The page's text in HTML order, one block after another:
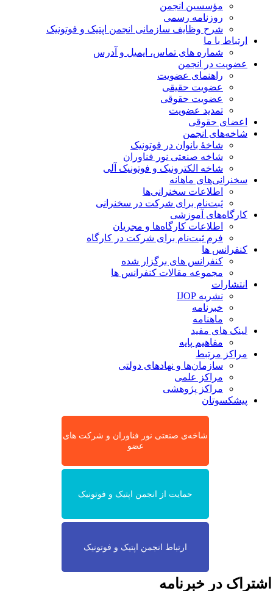
مؤسسین انجمن
روزنامه رسمی
شرح وظایف سازمانی انجمن اپتیک و فوتونیک
ارتباط با ما
شماره های تماس، ایمیل و آدرس
عضویت در انجمن
راهنمای عضویت
عضویت حقیقی
عضویت حقوقی
تمدید عضویت
اعضای حقوقی
شاخه‌های انجمن
شاخۀ بانوان در فوتونیک
شاخه صنعتی نور فناوران
شاخه‌ الکترونیک و فوتونیک آلی
سخنرانی‌های ماهانه
اطلاعات سخنرانی‌‌ها
ثبت‌نام برای شرکت در سخنرانی
کارگاه‌های آموزشی
اطلاعات کارگاه‌ها و مجریان
فرم ثبت‌نام برای شرکت در کارگاه
کنفرانس ها
کنفرانس های برگزار شده
مجموعه مقالات کنفرانس ها
انتشارات
نشریه IJOP
خبرنامه
ماهنامه
لینک های مفید
مفاهیم پایه
مراکز مرتبط
سازمان‌ها و نهادهای دولتی
مراکز علمی
مراکز پژوهشی
پیشکسوتان
شاخه‌ی صنعتی نور فناوران و شرکت های
عضو
حمایت از انجمن اپتیک و فوتونیک
ارتباط انجمن اپتیک و فوتونیک
در خبرنامه